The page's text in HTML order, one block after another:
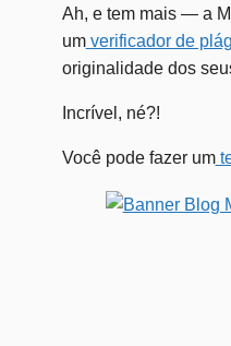
Ah, e tem mais — a
umverificador de
originalidade dos
Incrível, né?!
Você pode fazer um